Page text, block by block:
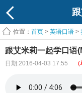
位置： 首页 > 英语口语 >
跟艾米莉一起学口语
日期:2016-04-03 17:55 (